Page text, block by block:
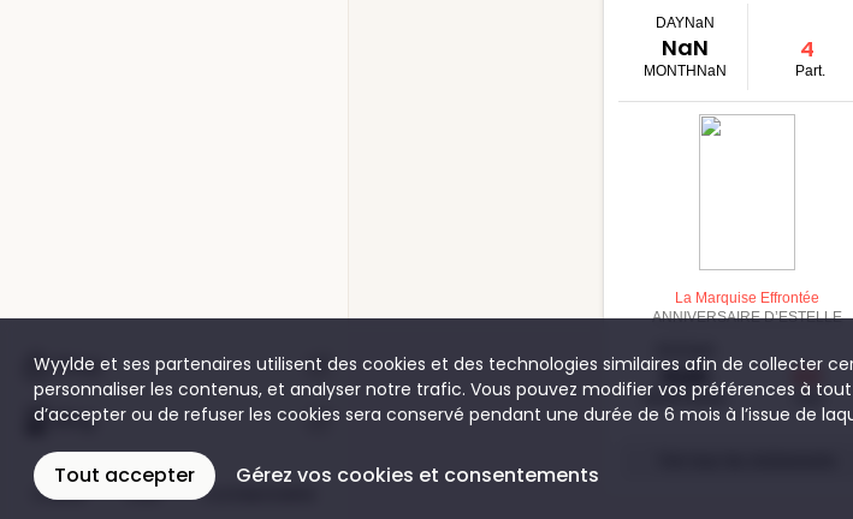
Shop
Blog
Charte Confidentialité
DAYNaN
NaN
MONTHNaN
4
Part.
La Marquise Effrontée
ANNIVERSAIRE D’ESTELLE
NaN
MONTHNaN
60
Part.
Wyylde et ses partenaires utilisent des cookies et des technologies similaires afin de collecter
personnaliser les contenus, et analyser notre trafic. Vous pouvez modifier vos préférences à
d’accepter ou de refuser les cookies sera conservé pendant une durée de 6 mois à l’issue de
Tout accepter Gérez vos cookies et consentements